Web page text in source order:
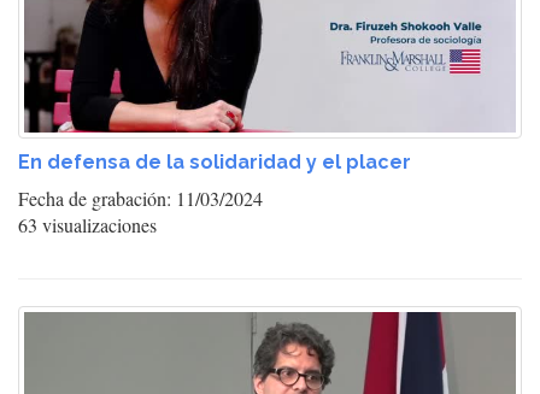
En defensa de la solidaridad y el placer
Fecha de grabación: 11/03/2024
63 visualizaciones